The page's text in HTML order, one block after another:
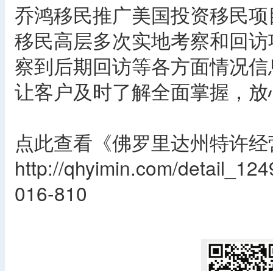
乔鸿移民推广美国投资移民
移民高层多次实地考察和回
察到后期回访等各方面情况
让客户及时了解全面掌握，
点此查看《佛罗里达州特许
http://qhyimin.com/
016-810